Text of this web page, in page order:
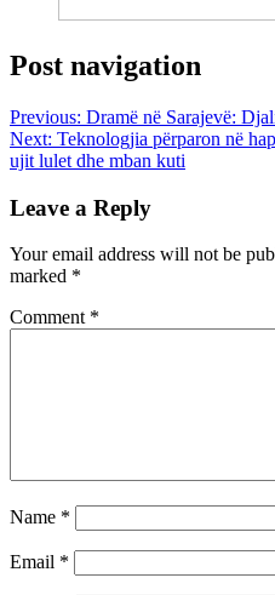
Post navigation
Previous: Dramë në Sarajevë:
Next: Teknologjia përparon në
ujit lulet dhe mban kuti
Leave a Reply
Your email address will not be
marked *
Comment *
Name *
Email *